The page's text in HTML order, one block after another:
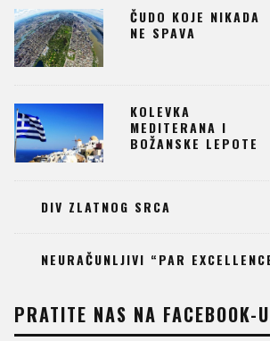
ČUDO KOJE NIKADA
NE SPAVA
KOLEVKA
MEDITERANA I
BOŽANSKE LEPOTE
DIV ZLATNOG SRCA
NEURAČUNLJIVI “PAR
PRATITE NAS NA FACEBOOK-U